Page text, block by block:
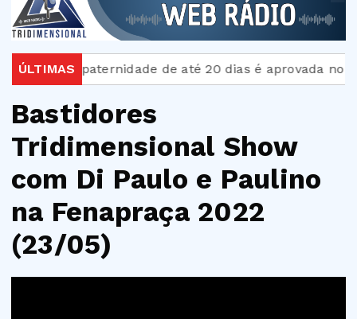
ÚLTIMAS
Licença-paternidade de até 20 dias é aprovada no
Bastidores
Tridimensional Show
com Di Paulo e Paulino
na Fenapraça 2022
(23/05)